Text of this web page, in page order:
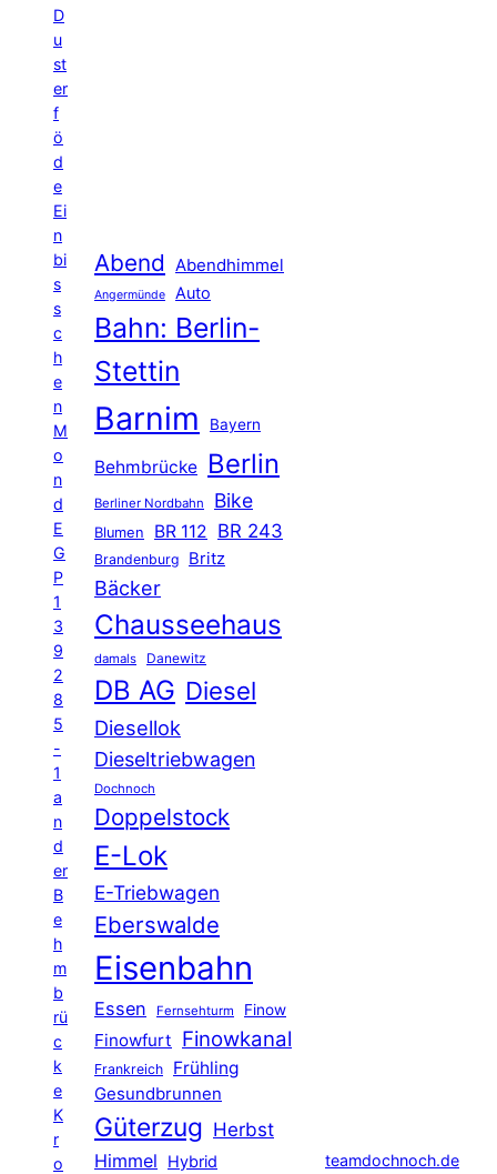
D
u
st
er
f
ö
d
e
Ei
n
bi
s
s
c
h
e
n
M
o
n
d
E
G
P
1
3
9
2
8
5
-
1
a
n
d
er
B
e
h
m
b
rü
c
k
e
K
r
o
Abend Abendhimmel
Angermünde Auto
Bahn: Berlin-
Stettin
Barnim Bayern
Behmbrücke Berlin
Berliner Nordbahn Bike
Blumen BR 112 BR 243
Brandenburg Britz
Bäcker
Chausseehaus
damals Danewitz
DB AG Diesel
Diesellok
Dieseltriebwagen
Dochnoch
Doppelstock
E-Lok
E-Triebwagen
Eberswalde
Eisenbahn
Essen Fernsehturm Finow
Finowfurt Finowkanal
Frankreich Frühling
Gesundbrunnen
Güterzug Herbst
Himmel
Hybrid teamdochnoch.de